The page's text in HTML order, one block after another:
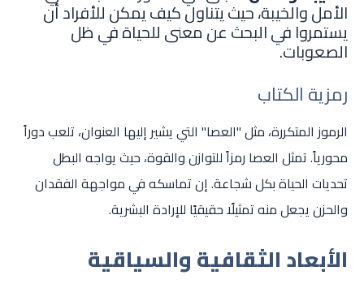
الأمل والخيبة، حيث يتناول كيف يمكن للأفراد أن
يستمروا في البحث عن معنى للحياة في ظل
الصعوبات.
رمزية الكتاب
الرموز المتكررة، مثل "العصا" التي يشير إليها العنوان، تلعب دوراً
محورياً. تمثل العصا رمزاً للتوازن والقوة، حيث يواجه البطل
تحديات الحياة بكل شجاعة. إن تماسكه في مواجهة الفقدان
والحزن يجعل منه تمثيلًا حقيقيًا للإرادة البشرية.
الأبعاد الثقافية والسياقية